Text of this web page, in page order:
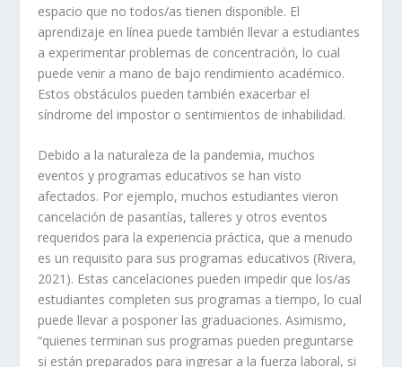
espacio que no todos/as tienen disponible. El
aprendizaje en línea puede también llevar a estudiantes
a experimentar problemas de concentración, lo cual
puede venir a mano de bajo rendimiento académico.
Estos obstáculos pueden también exacerbar el
síndrome del impostor o sentimientos de inhabilidad.
Debido a la naturaleza de la pandemia, muchos
eventos y programas educativos se han visto
afectados. Por ejemplo, muchos estudiantes vieron
cancelación de pasantías, talleres y otros eventos
requeridos para la experiencia práctica, que a menudo
es un requisito para sus programas educativos (Rivera,
2021). Estas cancelaciones pueden impedir que los/as
estudiantes completen sus programas a tiempo, lo cual
puede llevar a posponer las graduaciones. Asimismo,
“quienes terminan sus programas pueden preguntarse
si están preparados para ingresar a la fuerza laboral, si